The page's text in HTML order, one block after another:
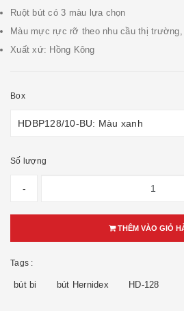
Ruột bút có 3 màu lựa chọn
Màu mực rực rỡ theo nhu cầu thị trường,
Xuất xứ: Hồng Kông
Box
Số lượng
-
THÊM VÀO GIỎ
Tags :
bút bi bút Hernidex HD-128